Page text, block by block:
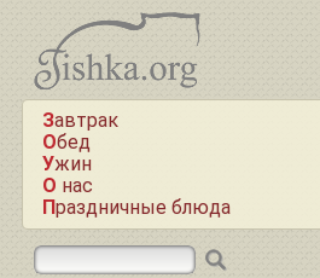
Завтрак
Обед
Ужин
О нас
Праздничные блюда